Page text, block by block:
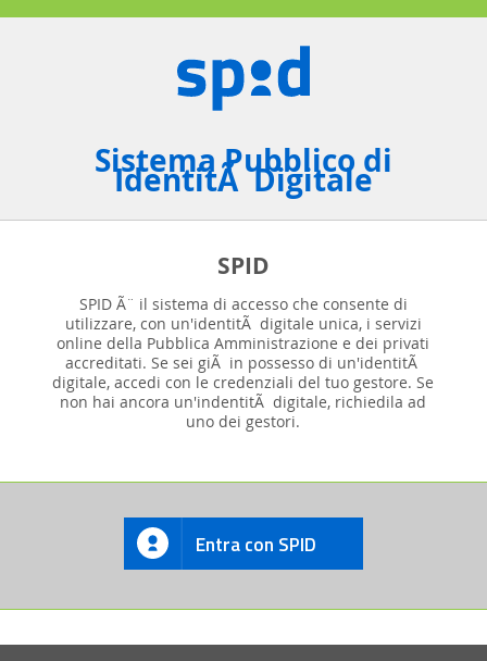
Sistema Pubblico di
IdentitÃ Digitale
SPID
SPID Ã¨ il sistema di accesso che consente di
utilizzare, con un'identitÃ digitale unica, i servizi
online della Pubblica Amministrazione e dei privati
accreditati. Se sei giÃ in possesso di un'identitÃ
digitale, accedi con le credenziali del tuo gestore. Se
non hai ancora un'indentitÃ digitale, richiedila ad
uno dei gestori.
Entra con SPID